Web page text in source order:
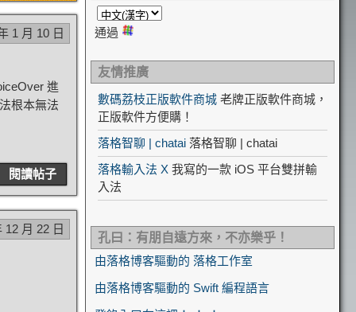
1 月 10 日
進
根本無法
閱讀帖子
12 月 22 日
通過
友情推廣
數碼荔枝正版軟件商城 老牌正版軟件商城，
正版軟件方便購！
落格智聊 | chatai 落格智聊 | chatai
落格輸入法 X 我寫的一款 iOS 平台雙拼輸
入法
孔曰：有朋自遠方來，不亦樂乎！
由落格博客驅動的 落格工作室
由落格博客驅動的 Swift 編程語言